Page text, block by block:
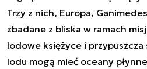
Trzy z nich, Europa,
zbadane z bliska w ramach
lodowe księżyce i
lodu mogą mieć oceany